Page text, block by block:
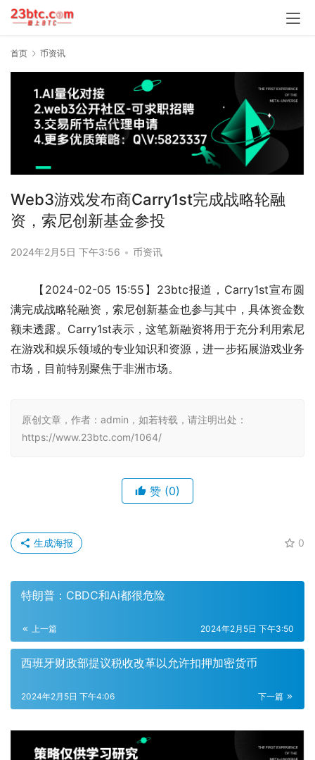
首页 币资讯
Web3游戏发布商Carry1st完成战略轮融
资，索尼创新基金参投
2024年2月5日 下午3:56 • 币资讯
【2024-02-05 15:55】23btc报道，Carry1st宣布圆
满完成战略轮融资，索尼创新基金也参与其中，具体资金数
额未透露。Carry1st表示，这笔新融资将用于充分利用索尼
在游戏和娱乐领域的专业知识和资源，进一步拓展游戏业务
市场，目前特别聚焦于非洲市场。
原创文章，作者：admin，如若转载，请注明出处：
https://www.23btc.com/1064/
赞 (0)
0
生成海报
特朗普：CBDC和Ai都很危险
上一篇 2024年2月5日 下午3:50
西班牙财政部提议税收改革以允许扣押加密货币
下一篇
2024年2月5日 下午4:06